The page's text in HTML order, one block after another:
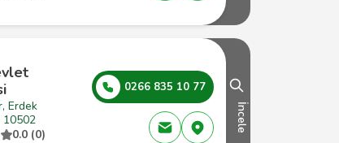
Erdek
10502
0.0 (0)
0266 835 10 77
İncele